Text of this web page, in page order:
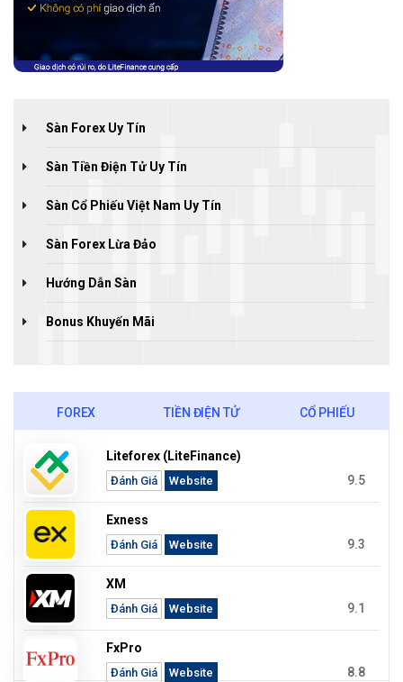
Sàn Forex Uy Tín
Sàn Tiền Điện Tử Uy Tín
Sàn Cổ Phiếu Việt Nam Uy Tín
Sàn Forex Lừa Đảo
Hướng Dẫn Sàn
Bonus Khuyến Mãi
FOREX TIỀN ĐIỆN TỬ CỔ PHIẾU
Liteforex (LiteFinance)
Đánh Giá Website 9.5
Exness
Đánh Giá Website 9.3
XM
Đánh Giá Website 9.1
FxPro
Đánh Giá Website 8.8